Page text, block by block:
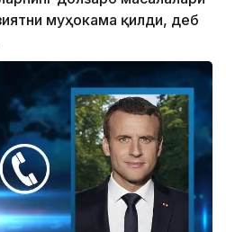
муҳокама қилди, деб